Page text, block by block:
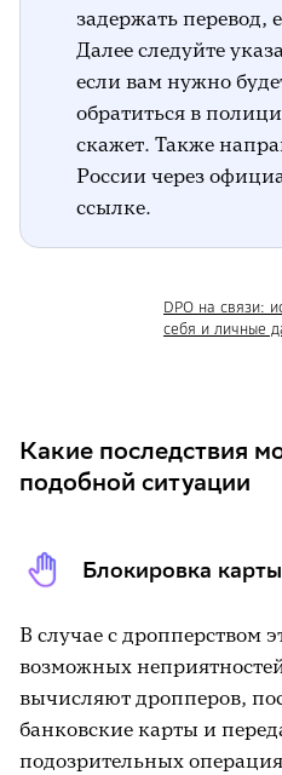
задержать перевод,
Далее следуйте
если вам нужно
обратиться в
скажет. Также
России через
ссылке.
DPO на связи:
себя и личные
Какие последствия
подобной ситуации
Блокировка карты
В случае с дропперством
возможных
вычисляют дропперов,
банковские карты и
подозрительных